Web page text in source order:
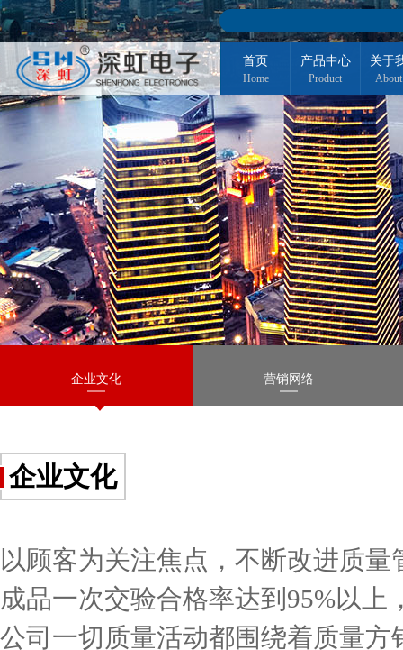
首页
Home
产品中心
Product
关于
企业文化 营销网络
企业文化
以顾客为关注焦点，不断改进质量
成品一次交验合格率达到95%以上
公司一切质量活动都围绕着质量